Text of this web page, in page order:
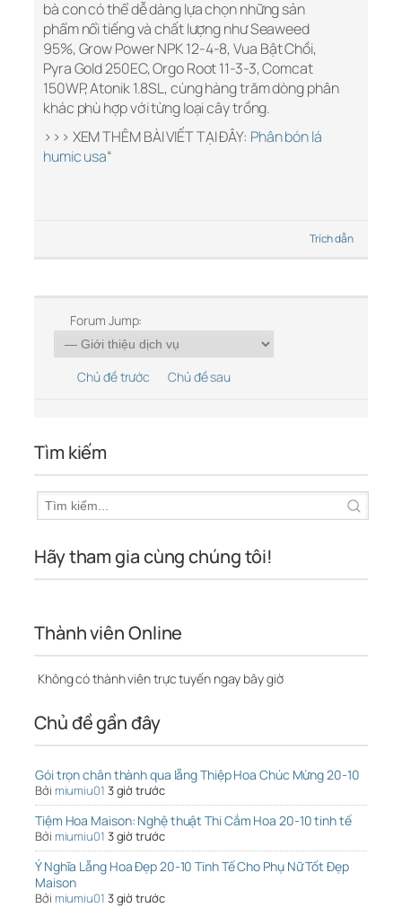
bà con có thể dễ dàng lựa chọn những sản
phẩm nổi tiếng và chất lượng như Seaweed
95%, Grow Power NPK 12-4-8, Vua Bật Chồi,
Pyra Gold 250EC, Orgo Root 11-3-3, Comcat
150WP, Atonik 1.8SL, cùng hàng trăm dòng phân
khác phù hợp với từng loại cây trồng.
>>> XEM THÊM BÀI VIẾT TẠI ĐÂY: Phân bón lá
humic usa“
Trích dẫn
Forum Jump:
Chủ đề trước Chủ đề sau
Tìm kiếm
Hãy tham gia cùng chúng tôi!
Thành viên Online
Không có thành viên trực tuyến ngay bây giờ
Chủ đề gần đây
Gói trọn chân thành qua lẵng Thiệp Hoa Chúc Mừng 20-10
Bởi miumiu01 3 giờ trước
Tiệm Hoa Maison: Nghệ thuật Thi Cắm Hoa 20-10 tinh tế
Bởi miumiu01 3 giờ trước
Ý Nghĩa Lẵng Hoa Đẹp 20-10 Tinh Tế Cho Phụ Nữ Tốt Đẹp
Maison
Bởi miumiu01 3 giờ trước